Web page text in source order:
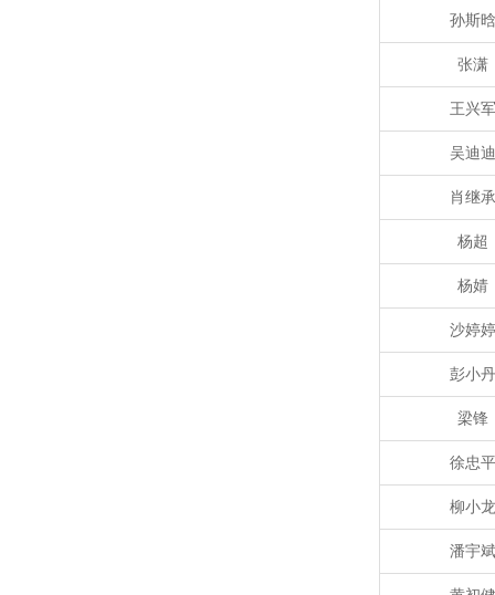
孙斯晗
张潇
王兴军
吴迪迪
肖继承
杨超
杨婧
沙婷婷
彭小丹
梁锋
徐忠平
柳小龙
潘宇斌